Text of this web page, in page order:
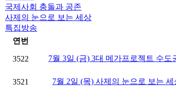
국제사회 충돌과 공존
사제의 눈으로 보는 세상
특집방송
연번
3522 7월 3일 (금) 3대 메가프로젝트 수
3521 7월 2일 (목) 사제의 눈으로 보는